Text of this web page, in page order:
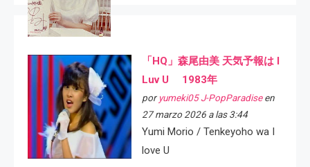
「HQ」森尾由美 天気予報は I
Luv U 1983年
por yumeki05 J-PopParadiseen
27 marzo 2026 a las 3:44
Yumi Morio / Tenkeyoho wa I
love U